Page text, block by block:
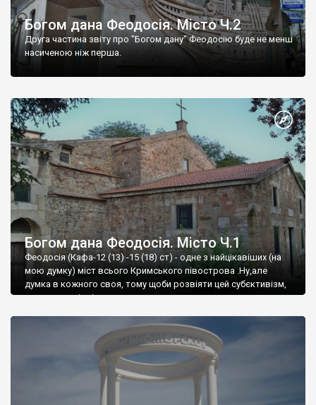
Богом дана Феодосія. Місто Ч.2
Друга частина звіту про "Богом дану" Феодосію буде не менш
насиченою ніж перша.
Богом дана Феодосія. Місто Ч.1
Феодосія (Кафа-12 (13) -15 (18) ст) - одне з найцікавіших (на
мою думку) міст всього Кримського півострова .Ну,але
думка в кожного своя, тому щоби розвіяти цей субєктивізм,
запрошую відвідати це